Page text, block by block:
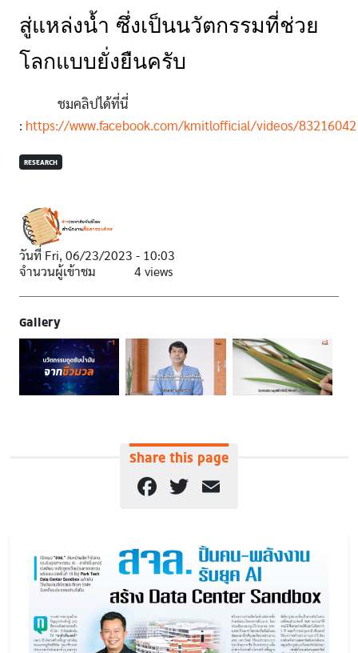
สู่แหล่งน้ำ ซึ่งเป็นนวัตกรรมที่ช่วย
โลกแบบยั่งยืนครับ
ชมคลิปได้ที่นี่
: https://www.facebook.com/kmitlofficial/videos/
RESEARCH
วันที่ Fri, 06/23/2023 - 10:03
จำนวนผู้เข้าชม
4 views
Gallery
Share this page
Facebook
Twitter